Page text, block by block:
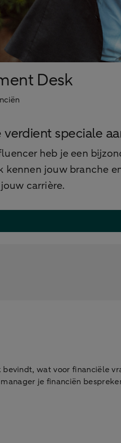
Desk
speciale
heb je een
kennen jouw branche
carrière.
wat voor financiële
je financiën